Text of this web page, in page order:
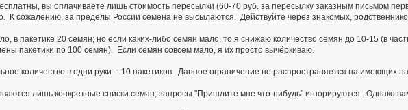
вы оплачиваете лишь стоимость пересылки (60-70 руб. за пересылку заказным письмом
К сожалению, за пределы России семена не высылаются. Действуйте через знакомых,
в пакетике 20 семян; но если каких-либо семян мало, то я снижаю количество семян до 10-15 (в
пакетики по 100 семян). Если семян совсем мало, я их просто вычёркиваю.
количество в одни руки -- 10 пакетиков. Данное ограничение не распространяется на имеющих
лишь конкретные списки семян, запросы "Пришлите мне что-нибудь" игнорируются. Однако